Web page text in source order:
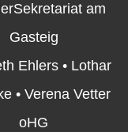
am
Gasteig
Ehlers • Lothar
• Verena Vetter
oHG